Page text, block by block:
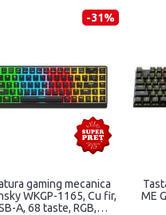
Tastatura gaming XTRIKE ME
KB-306, Cu fir, USB 2.0, RGB,
Negru